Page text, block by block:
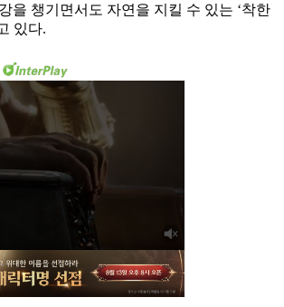
을 챙기면서도 자연을 지킬 수 있는 ‘착한
있다.